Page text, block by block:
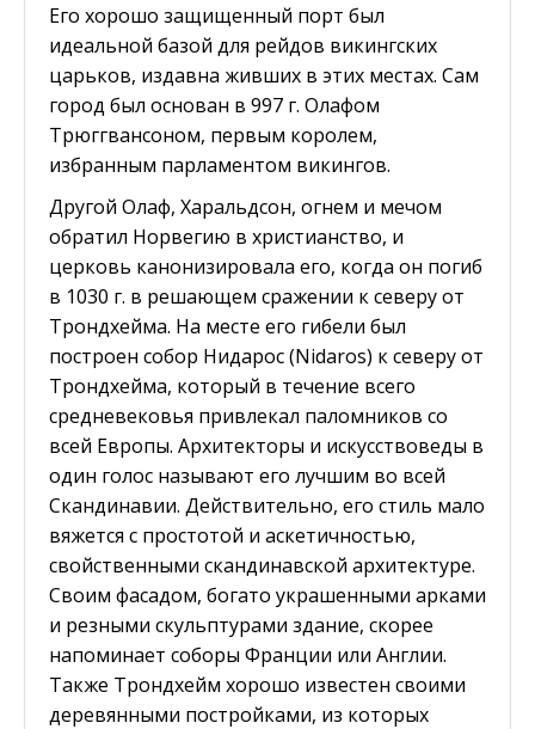
Его хорошо защищенный порт был
идеальной базой для рейдов викингских
царьков, издавна живших в этих местах. Сам
город был основан в 997 г. Олафом
Трюггвансоном, первым королем,
избранным парламентом викингов.
Другой Олаф, Харальдсон, огнем и мечом
обратил Норвегию в христианство, и
церковь канонизировала его, когда он погиб
в 1030 г. в решающем сражении к северу от
Трондхейма. На месте его гибели был
построен собор Нидарос (Nidaros) к северу от
Трондхейма, который в течение всего
средневековья привлекал паломников со
всей Европы. Архитекторы и искусствоведы в
один голос называют его лучшим во всей
Скандинавии. Действительно, его стиль мало
вяжется с простотой и аскетичностью,
свойственными скандинавской архитектуре.
Своим фасадом, богато украшенными арками
и резными скульптурами здание, скорее
напоминает соборы Франции или Англии.
Также Трондхейм хорошо известен своими
деревянными постройками, из которых